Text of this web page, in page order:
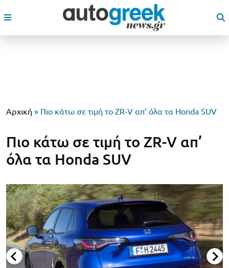
Αρχική » Πιο κάτω σε τιμή το ZR-V απ’ όλα τα Honda SUV
Πιο κάτω σε τιμή το ZR-V απ’
όλα τα Honda SUV